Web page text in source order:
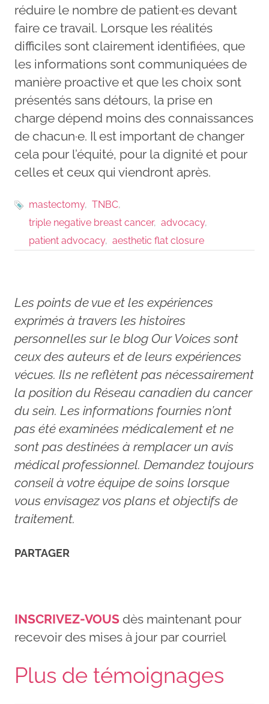
réduire le nombre de patient·es devant
faire ce travail. Lorsque les réalités
difficiles sont clairement identifiées, que
les informations sont communiquées de
manière proactive et que les choix sont
présentés sans détours, la prise en
charge dépend moins des connaissances
de chacun·e. Il est important de changer
cela pour l’équité, pour la dignité et pour
celles et ceux qui viendront après.
mastectomy
TNBC
triple negative breast cancer
advocacy
patient advocacy
aesthetic flat closure
Les points de vue et les expériences
exprimés à travers les histoires
personnelles sur le blog Our Voices sont
ceux des auteurs et de leurs expériences
vécues. Ils ne reflètent pas nécessairement
la position du Réseau canadien du cancer
du sein. Les informations fournies n’ont
pas été examinées médicalement et ne
sont pas destinées à remplacer un avis
médical professionnel. Demandez toujours
conseil à votre équipe de soins lorsque
vous envisagez vos plans et objectifs de
traitement.
PARTAGER
INSCRIVEZ-VOUS dès maintenant pour
recevoir des mises à jour par courriel
Plus de témoignages